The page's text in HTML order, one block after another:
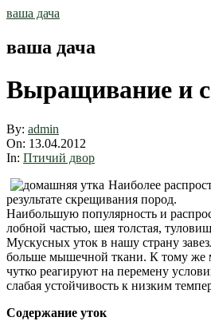
Skip
ваша дача
ваша дача
Выращивание и
By: admin
On: 13.04.2012
In: Птичий двор
Наиболее
результате скрещивания пород.
Наибольшую популярность и
лобной частью, шея толстая,
Мускусных уток в нашу страну
больше мышечной ткани. К тому же
чутко реагируют на перемену
слабая устойчивость к низким
Содержание уток